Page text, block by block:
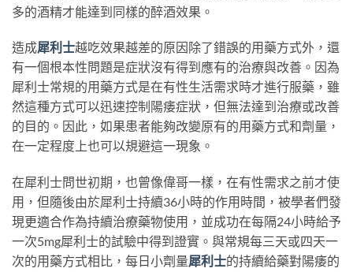
多的酒精才能達到同樣的醉酒效果。
造成犀利士越吃效果越差的原因除了錯誤的用藥方式外，還
有一個根本性問題是症狀沒有得到應有的治療與改善。因為
犀利士常規的用藥方式是在有性生活需求時才進行服藥，雖
然這種方式可以迅速控制陽痿症狀，但無法達到治療或改善
的目的。因此，如果患者能夠改變原有的用藥方式和劑量，
在一定程度上也可以規避這一現象。
在犀利士問世初期，也曾像偉哥一樣，在有性需求之前才使
用，但隨後由於犀利士持續36小時的作用時間，被學者們發
現更適合作為持續治療藥物使用，並成功在每隔24小時給予
一次5mg犀利士的試驗中得到證實。與常規每三天或四天一
次的用藥方式相比，每日小劑量犀利士的持續給藥對陽痿的